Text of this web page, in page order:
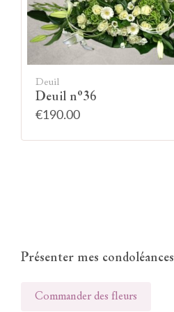
Deuil
Deuil n°36
€190.00
Présenter mes condoléances
Commander des fleurs